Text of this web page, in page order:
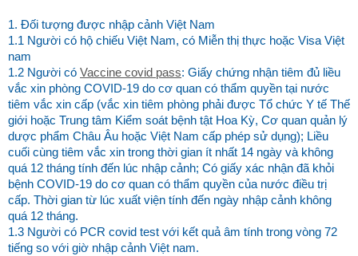
1. Đối tượng được nhập cảnh Việt Nam
1.1 Người có hộ chiếu Việt Nam, có Miễn thị thực hoặc Visa Việt
nam
1.2 Người có Vaccine covid pass: Giấy chứng nhận tiêm đủ liều
vắc xin phòng COVID-19 do cơ quan có thẩm quyền tại nước
tiêm vắc xin cấp (vắc xin tiêm phòng phải được Tổ chức Y tế Thế
giới hoặc Trung tâm Kiểm soát bệnh tật Hoa Kỳ, Cơ quan quản lý
dược phẩm Châu Âu hoặc Việt Nam cấp phép sử dụng); Liều
cuối cùng tiêm vắc xin trong thời gian ít nhất 14 ngày và không
quá 12 tháng tính đến lúc nhập cảnh; Có giấy xác nhận đã khỏi
bệnh COVID-19 do cơ quan có thẩm quyền của nước điều trị
cấp. Thời gian từ lúc xuất viện tính đến ngày nhập cảnh không
quá 12 tháng.
1.3 Người có PCR covid test với kết quả âm tính trong vòng 72
tiếng so với giờ nhập cảnh Việt nam.